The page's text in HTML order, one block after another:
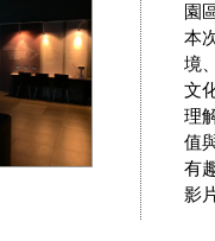
園
本
境
文
理
值
有
影